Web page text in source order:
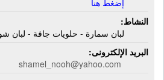
إضغط هنا
النشاط:
لبان سمارة - حلويات جافة - لبان
البريد الإلكترونى:
shamel_nooh@yahoo.com